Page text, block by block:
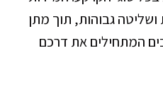
גבוהות, תוך מתן
המתחילים את דרכם